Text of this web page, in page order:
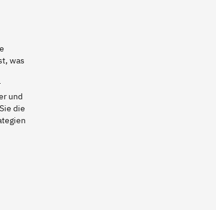
was
und
die